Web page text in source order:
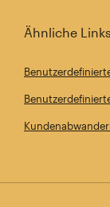
Ähnliche